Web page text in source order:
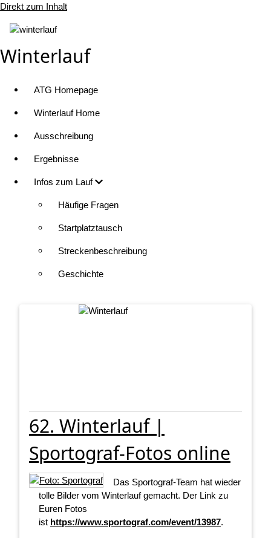
Direkt zum Inhalt
Winterlauf
ATG Homepage
Winterlauf Home
Ausschreibung
Ergebnisse
Infos zum Lauf
Häufige Fragen
Startplatztausch
Streckenbeschreibung
Geschichte
62. Winterlauf |
Sportograf-Fotos online
Das Sportograf-Team hat wieder
tolle Bilder vom Winterlauf gemacht. Der Link zu
Euren Fotos
ist https://www.sportograf.com/event/13987.